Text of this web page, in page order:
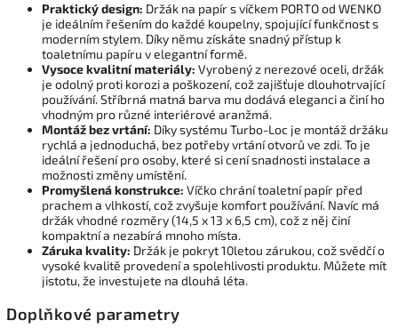
Praktický design: Držák na papír s víčkem PORTO od WENKO
je ideálním řešením do každé koupelny, spojující funkčnost s
moderním stylem. Díky němu získáte snadný přístup k
toaletnímu papíru v elegantní formě.
Vysoce kvalitní materiály: Vyrobený z nerezové oceli, držák
je odolný proti korozi a poškození, což zajišťuje dlouhotrvající
používání. Stříbrná matná barva mu dodává eleganci a činí ho
vhodným pro různé interiérové aranžmá.
Montáž bez vrtání: Díky systému Turbo-Loc je montáž držáku
rychlá a jednoduchá, bez potřeby vrtání otvorů ve zdi. To je
ideální řešení pro osoby, které si cení snadnosti instalace a
možnosti změny umístění.
Promyšlená konstrukce: Víčko chrání toaletní papír před
prachem a vlhkostí, což zvyšuje komfort používání. Navíc má
držák vhodné rozměry (14,5 x 13 x 6,5 cm), což z něj činí
kompaktní a nezabírá mnoho místa.
Záruka kvality: Držák je pokryt 10letou zárukou, což svědčí o
vysoké kvalitě provedení a spolehlivosti produktu. Můžete mít
jistotu, že investujete na dlouhá léta.
Doplňkové parametry